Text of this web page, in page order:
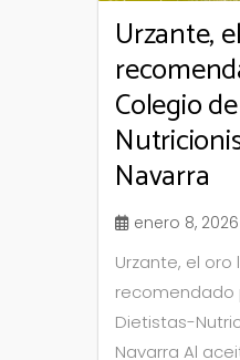
Urzante,
Colegio
Navarra
enero 8, 2026
Urzante, el oro
recomendado
Dietistas-
Navarra Al